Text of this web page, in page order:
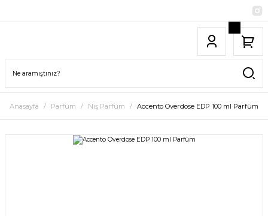
Anasayfa Parfüm Niş Parfüm Accento Overdose EDP 100 ml Parfüm